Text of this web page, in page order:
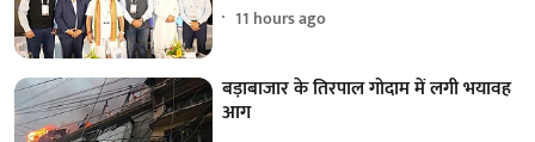
11 hours ago
बड़ाबाजार के तिरपाल गोदाम में लगी भयावह
आग